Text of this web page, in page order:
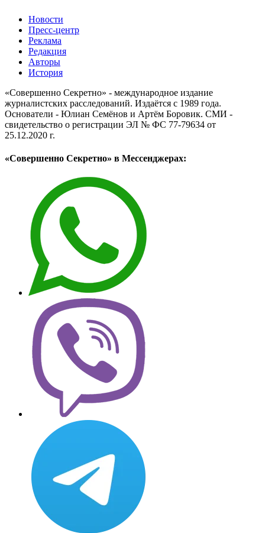
Новости
Пресс-центр
Реклама
Редакция
Авторы
История
«Совершенно Секретно» - международное издание
журналистских расследований. Издаётся с 1989 года.
Основатели - Юлиан Семёнов и Артём Боровик. CМИ -
свидетельство о регистрации ЭЛ № ФС 77-79634 от
25.12.2020 г.
«Совершенно Секретно» в Мессенджерах: